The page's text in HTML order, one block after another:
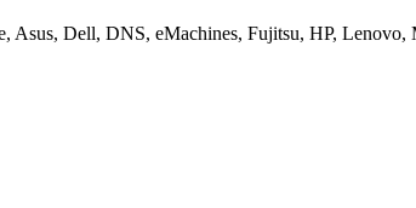
Dell, DNS, eMachines, Fujitsu, HP, Lenovo,